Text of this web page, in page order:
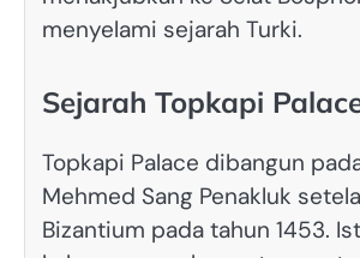
menyelami sejarah Turki.
Sejarah Topkapi
Topkapi Palace dibangun
Mehmed Sang Penakluk
Bizantium pada tahun 1453.